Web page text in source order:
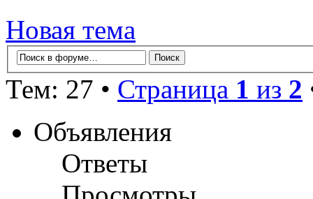
Новая тема
Тем: 27 • Страница 1 из 2
Объявления
Ответы